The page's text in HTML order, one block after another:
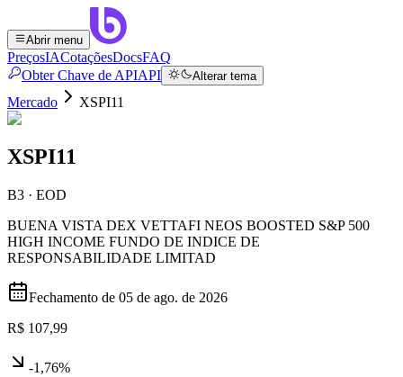
Abrir menu
PreçosIACotaçõesDocsFAQ
Obter Chave de APIAPI Alterar tema
Mercado XSPI11
XSPI11
B3 · EOD
BUENA VISTA DEX VETTAFI NEOS BOOSTED S&P 500
HIGH INCOME FUNDO DE INDICE DE
RESPONSABILIDADE LIMITAD
Fechamento de 05 de ago. de 2026
R$ 107,99
-1,76%